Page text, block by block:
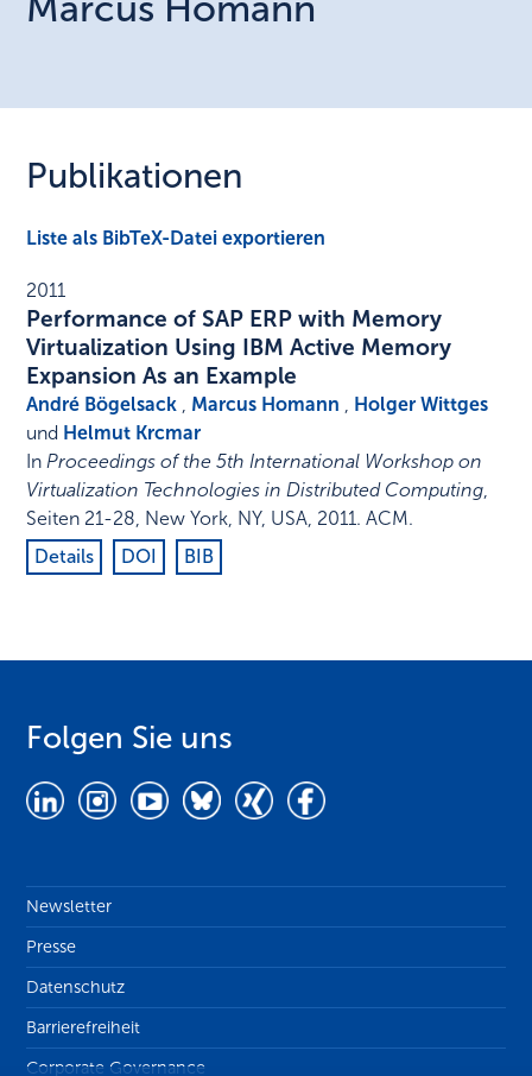
Publikationen
Liste als BibTeX-Datei exportieren
2011
Performance of SAP ERP with Memory
Virtualization Using IBM Active Memory
Expansion As an Example
André Bögelsack , Marcus Homann , Holger Wittges
und Helmut Krcmar
InProceedings of the 5th International Workshop on
Virtualization Technologies in Distributed Computing,
Seiten 21-28, New York, NY, USA, 2011.ACM.
Details
DOI BIB
Folgen Sie uns
Newsletter
Presse
Datenschutz
Barrierefreiheit
Corporate Governance